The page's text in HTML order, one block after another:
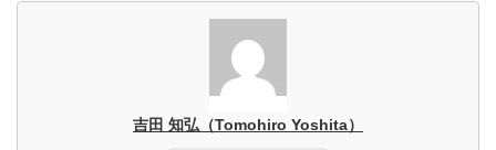
吉田 知弘（Tomohiro Yoshita）